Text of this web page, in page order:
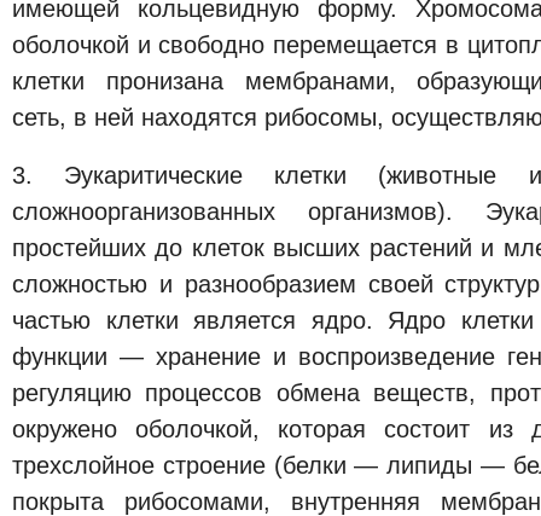
имеющей кольцевидную форму.
оболочкой и свободно перемещается в
клетки пронизана мембранами,
сеть, в ней находятся рибосомы,
3. Эукаритические клетки (животные
сложноорганизованных организмов).
простейших до клеток высших растений и
сложностью и разнообразием своей
частью клетки является ядро. Ядро
функции — хранение и воспроизведение
регуляцию процессов обмена веществ,
окружено оболочкой, которая состоит
трехслойное строение (белки — липиды —
покрыта рибосомами, внутренняя